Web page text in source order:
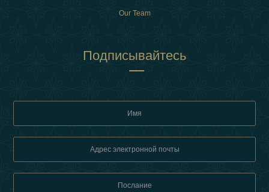
Our Team
Подписывайтесь